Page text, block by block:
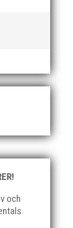
och
riktigt
en
för att
Baserat på